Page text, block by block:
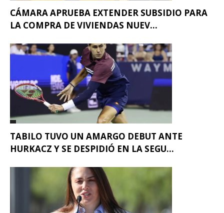
CÁMARA APRUEBA EXTENDER SUBSIDIO PARA
LA COMPRA DE VIVIENDAS NUEV...
TABILO TUVO UN AMARGO DEBUT ANTE
HURKACZ Y SE DESPIDIÓ EN LA SEGU...